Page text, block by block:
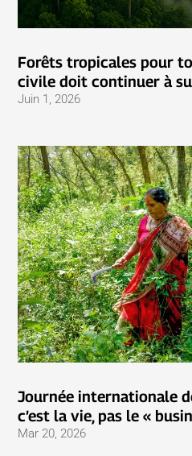
Forêts tropicales pour
civile doit continuer à
Juin 1, 2026
Journée internationale
c’est la vie, pas le «
Mar 20, 2026